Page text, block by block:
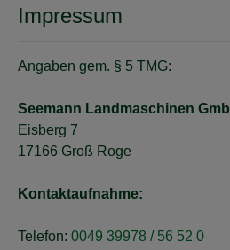
Impressum
Angaben gem. § 5 TMG:
Seemann Landmaschinen
Eisberg 7
17166 Groß Roge
Kontaktaufnahme:
Telefon: 0049 39978 / 56 52 0